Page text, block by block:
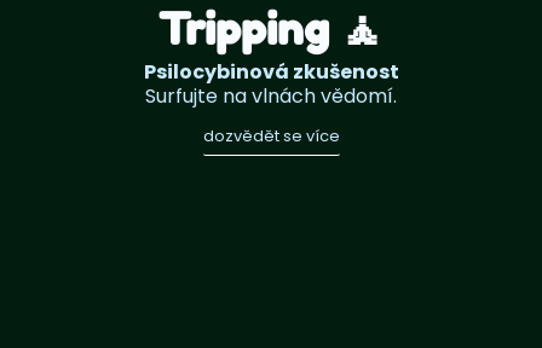
Tripping 🧘
Psilocybinová zkušenost
Surfujte na vlnách vědomí.
dozvědět se více